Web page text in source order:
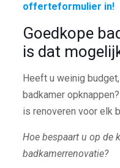
offerteformulier in!
Goedkope
is dat
Heeft u weinig
badkamer
is renoveren voor elk
Hoe bespaart u op de
badkamerrenovatie?